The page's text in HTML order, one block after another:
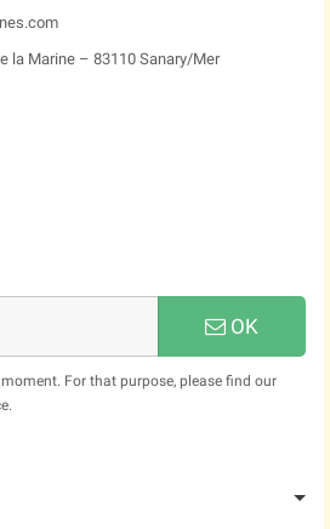
la Marine – 83110 Sanary/Mer
OK
For that purpose, please find our